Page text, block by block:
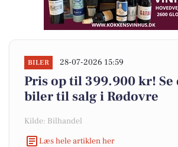
BILER 28-07-2026 15:59
Pris op til 399.900 kr! Se
biler til salg i Rødovre
Kilde: Bilhandel
Læs hele artiklen her